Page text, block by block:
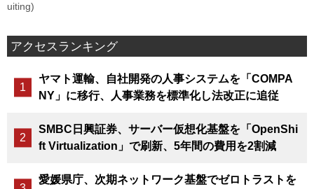
uiting)
アクセスランキング
ヤマト運輸、自社開発の人事システムを「COMPA
NY」に移行、人事業務を標準化し法改正に追従
SMBC日興証券、サーバー仮想化基盤を「OpenShi
ft Virtualization」で刷新、5年間の費用を2割減
愛媛県庁、次期ネットワーク基盤でゼロトラストを